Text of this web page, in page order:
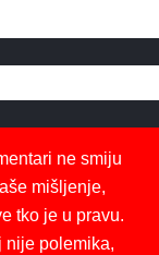
ne smiju
mišljenje,
tko je u pravu.
nije polemika,